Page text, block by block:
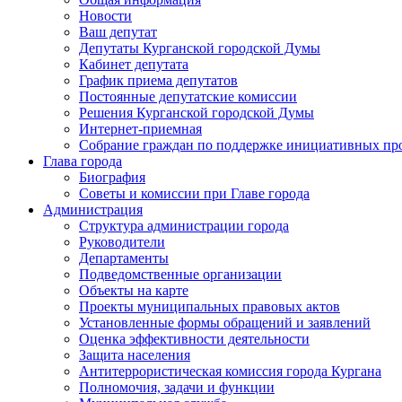
Новости
Ваш депутат
Депутаты Курганской городской Думы
Кабинет депутата
График приема депутатов
Постоянные депутатские комиссии
Решения Курганской городской Думы
Интернет-приемная
Собрание граждан по поддержке инициативных
Глава города
Биография
Советы и комиссии при Главе города
Администрация
Структура администрации города
Руководители
Департаменты
Подведомственные организации
Объекты на карте
Проекты муниципальных правовых актов
Установленные формы обращений и заявлений
Оценка эффективности деятельности
Защита населения
Антитеррористическая комиссия города Кургана
Полномочия, задачи и функции